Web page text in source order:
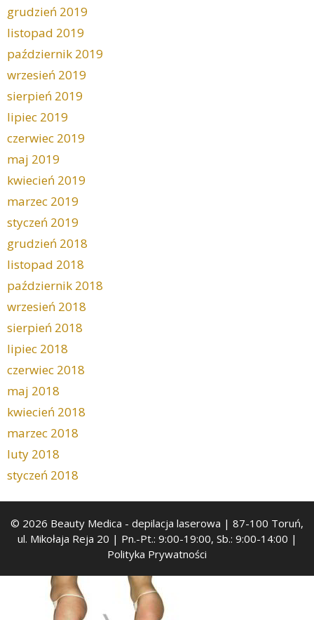
grudzień 2019
listopad 2019
październik 2019
wrzesień 2019
sierpień 2019
lipiec 2019
czerwiec 2019
maj 2019
kwiecień 2019
marzec 2019
styczeń 2019
grudzień 2018
listopad 2018
październik 2018
wrzesień 2018
sierpień 2018
lipiec 2018
czerwiec 2018
maj 2018
kwiecień 2018
marzec 2018
luty 2018
styczeń 2018
© 2026 Beauty Medica - depilacja laserowa | 87-100 Toruń,
ul. Mikołaja Reja 20 | Pn.-Pt.: 9:00-19:00, Sb.: 9:00-14:00 |
Polityka Prywatności